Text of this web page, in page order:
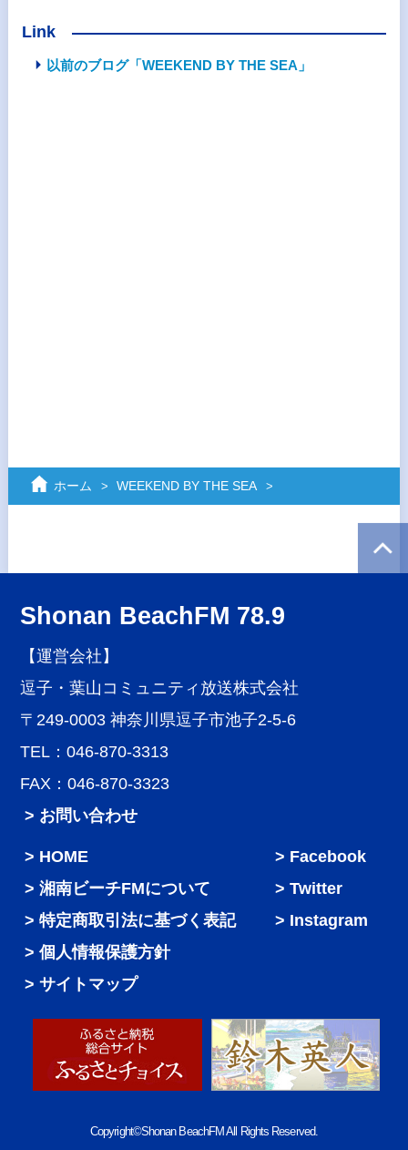
Link
以前のブログ「WEEKEND BY THE SEA」
ホーム WEEKEND BY THE SEA
Shonan BeachFM 78.9
【運営会社】
逗子・葉山コミュニティ放送株式会社
〒249-0003 神奈川県逗子市池子2-5-6
TEL：046-870-3313
FAX：046-870-3323
> お問い合わせ
HOME
湘南ビーチFMについて
特定商取引法に基づく表記
個人情報保護方針
サイトマップ
Facebook
Twitter
Instagram
Copyright©Shonan BeachFM All Rights Reserved.